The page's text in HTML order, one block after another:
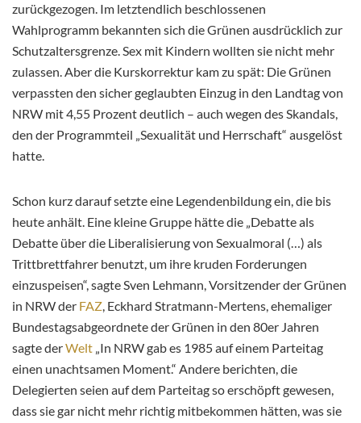
zurückgezogen. Im letztendlich beschlossenen
Wahlprogramm bekannten sich die Grünen ausdrücklich zur
Schutzaltersgrenze. Sex mit Kindern wollten sie nicht mehr
zulassen. Aber die Kurskorrektur kam zu spät: Die Grünen
verpassten den sicher geglaubten Einzug in den Landtag von
NRW mit 4,55 Prozent deutlich – auch wegen des Skandals,
den der Programmteil „Sexualität und Herrschaft“ ausgelöst
hatte.
Schon kurz darauf setzte eine Legendenbildung ein, die bis
heute anhält. Eine kleine Gruppe hätte die „Debatte als
Debatte über die Liberalisierung von Sexualmoral (…) als
Trittbrettfahrer benutzt, um ihre kruden Forderungen
einzuspeisen“, sagte Sven Lehmann, Vorsitzender der Grünen
in NRW der FAZ, Eckhard Stratmann-Mertens, ehemaliger
Bundestagsabgeordnete der Grünen in den 80er Jahren
sagte derWelt „In NRW gab es 1985 auf einem Parteitag
einen unachtsamen Moment.“ Andere berichten, die
Delegierten seien auf dem Parteitag so erschöpft gewesen,
dass sie gar nicht mehr richtig mitbekommen hätten, was sie